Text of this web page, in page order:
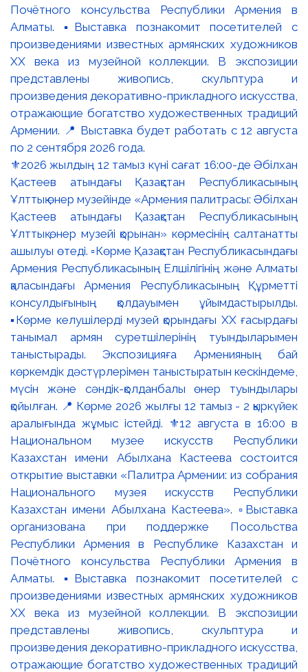
⚜️2026 жылдың 12 тамыз күні сағат 16:00-де Әбілхан
Қастеев атындағы Қазақстан Республикасының
Ұлттық өнер музейінде «Армения палитрасы: Әбілхан
Қастеев атындағы Қазақстан Республикасының
Ұлттық өнер музейі қорынан» көрмесінің салтанатты
ашылуы өтеді. ▫️Көрме Қазақстан Республикасындағы
Армения Республикасының Елшілігінің және Алматы
қаласындағы Армения Республикасының Құрметті
консулдығының қолдауымен ұйымдастырылды.
▪️Көрме келушілерді музей қорындағы ХХ ғасырдағы
танымал армян суретшілерінің туындыларымен
таныстырады. Экспозицияға Арменияның бай
көркемдік дәстүрлерімен таныстыратын кескіндеме,
мүсін және сәндік-қолданбалы өнер туындылары
қойылған. 📍 Көрме 2026 жылғы 12 тамыз - 2 қыркүйек
аралығында жұмыс істейді. ⚜️12 августа в 16:00 в
Национальном музее искусств Республики
Казахстан имени Абылхана Кастеева состоится
открытие выставки «Палитра Армении: из собрания
Национального музея искусств Республики
Казахстан имени Абылхана Кастеева». ▫️Выставка
организована при поддержке Посольства
Республики Армения в Республике Казахстан и
Почётного консульства Республики Армения в
Алматы. ▪️Выставка познакомит посетителей с
произведениями известных армянских художников
XX века из музейной коллекции. В экспозиции
представлены живопись, скульптура и
произведения декоративно-прикладного искусства,
отражающие богатство художественных традиций